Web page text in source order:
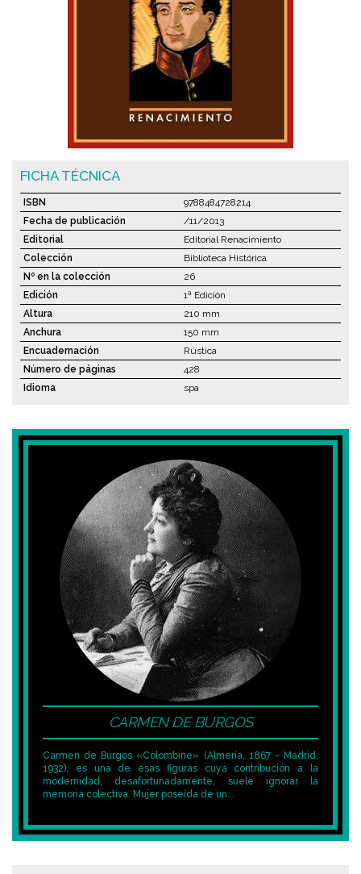
FICHA TÉCNICA
ISBN
9788484728214
Fecha de publicación
/11/2013
Editorial
Editorial Renacimiento
Colección
Biblioteca Histórica
Nº en la colección
26
Edición
1ª Edición
Altura
210 mm
Anchura
150 mm
Encuadernación
Rústica
Número de páginas
428
Idioma
spa
CARMEN DE BURGOS
Carmen de Burgos «Colombine» (Almería, 1867 - Madrid,
1932), es una de esas figuras cuya contribución a la
modernidad, desafortunadamente, suele ignorar la
memoria colectiva. Mujer poseída de un...